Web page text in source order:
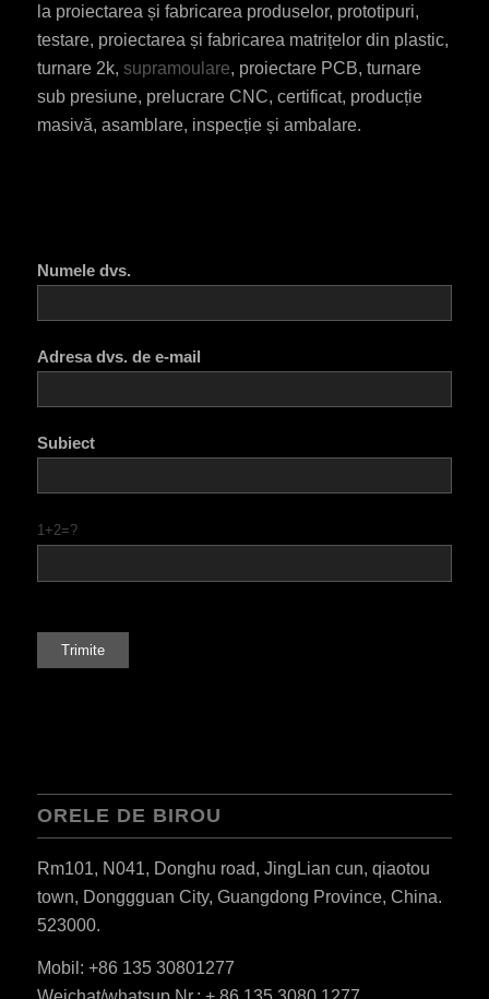
la proiectarea și fabricarea produselor, prototipuri,
testare, proiectarea și fabricarea matrițelor din plastic,
turnare 2k, supramoulare, proiectare PCB, turnare
sub presiune, prelucrare CNC, certificat, producție
masivă, asamblare, inspecție și ambalare.
Numele dvs.
Adresa dvs. de e-mail
Subiect
1+2=?
ORELE DE BIROU
Rm101, N041, Donghu road, JingLian cun, qiaotou
town, Donggguan City, Guangdong Province, China.
523000.
Mobil: +86 135 30801277